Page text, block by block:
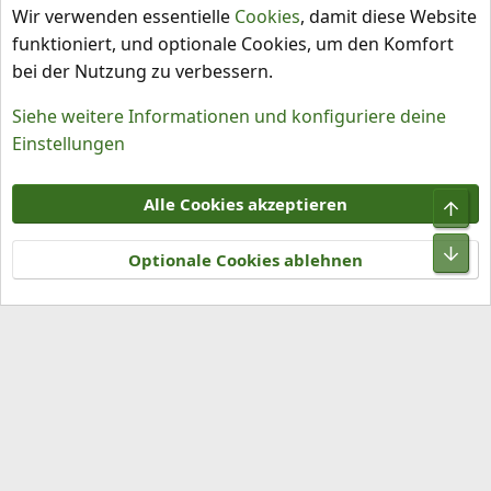
Chilisorten
Nutzungsbedingungen
Datenschutz
Hilfe und Impressum
R
S
S
Community platform by XenForo® © 2010-2026 XenForo Ltd.
Wir verwenden essentielle Cookies, damit diese Website
funktioniert, und optionale Cookies, um den Komfort
bei der Nutzung zu verbessern.
Siehe weitere Informationen und konfiguriere deine
Einstellungen
Alle Cookies akzeptieren
Optionale Cookies ablehnen